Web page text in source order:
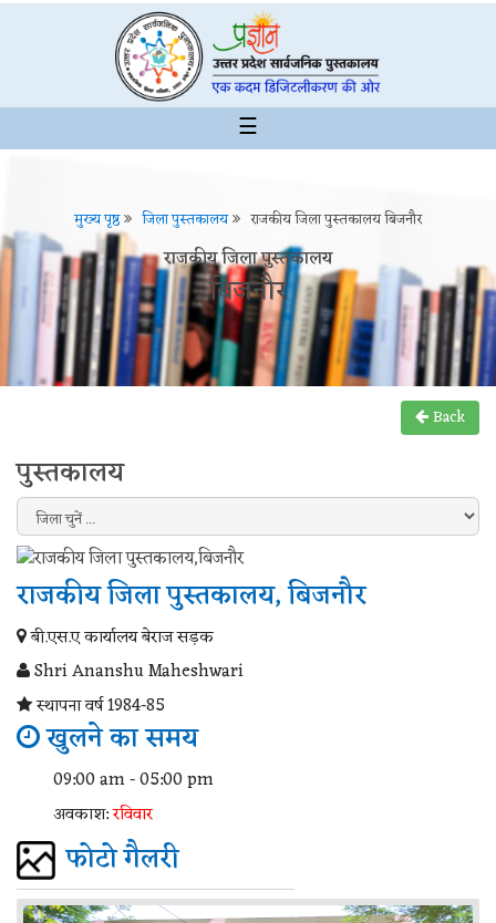
☰
मुख्य पृष्ठ जिला पुस्तकालय राजकीय जिला पुस्तकालय बिजनौर
राजकीय जिला पुस्तकालय
बिजनौर
Back
पुस्तकालय
राजकीय जिला पुस्तकालय, बिजनौर
बी.एस.ए कार्यालय बेराज सड़क
Shri Ananshu Maheshwari
स्थापना वर्ष 1984-85
खुलने का समय
09:00 am - 05:00 pm
अवकाश:रविवार
फोटो गैलरी